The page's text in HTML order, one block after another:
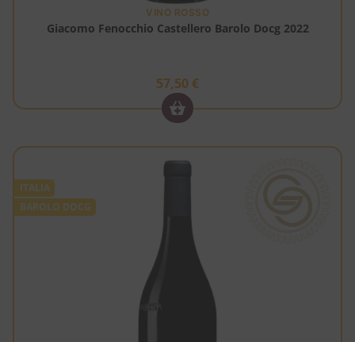
VINO ROSSO
Giacomo Fenocchio Castellero Barolo Docg 2022
57,50 €
ITALIA
BAROLO DOCG